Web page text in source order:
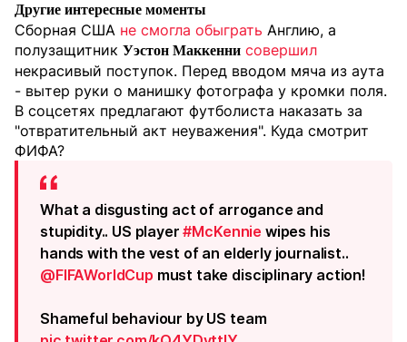
Другие интересные моменты
Сборная США не смогла обыграть Англию, а
полузащитник Уэстон Маккенни совершил
некрасивый поступок. Перед вводом мяча из аута
- вытер руки о манишку фотографа у кромки поля.
В соцсетях предлагают футболиста наказать за
"отвратительный акт неуважения". Куда смотрит
ФИФА?
What a disgusting act of arrogance and
stupidity.. US player#McKennie wipes his
hands with the vest of an elderly journalist..
@FIFAWorldCup must take disciplinary action!
Shameful behaviour by US team